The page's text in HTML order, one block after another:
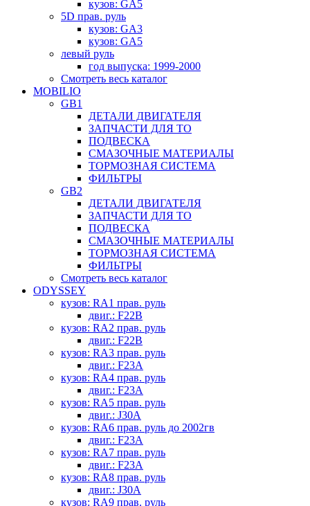
кузов: GA5
5D прав. руль
кузов: GA3
кузов: GA5
левый руль
год выпуска: 1999-2000
Смотреть весь каталог
MOBILIO
GB1
ДЕТАЛИ ДВИГАТЕЛЯ
ЗАПЧАСТИ ДЛЯ ТО
ПОДВЕСКА
СМАЗОЧНЫЕ МАТЕРИАЛЫ
ТОРМОЗНАЯ СИСТЕМА
ФИЛЬТРЫ
GB2
ДЕТАЛИ ДВИГАТЕЛЯ
ЗАПЧАСТИ ДЛЯ ТО
ПОДВЕСКА
СМАЗОЧНЫЕ МАТЕРИАЛЫ
ТОРМОЗНАЯ СИСТЕМА
ФИЛЬТРЫ
Смотреть весь каталог
ODYSSEY
кузов: RA1 прав. руль
двиг.: F22B
кузов: RA2 прав. руль
двиг.: F22B
кузов: RA3 прав. руль
двиг.: F23A
кузов: RA4 прав. руль
двиг.: F23A
кузов: RA5 прав. руль
двиг.: J30A
кузов: RA6 прав. руль до 2002гв
двиг.: F23A
кузов: RA7 прав. руль
двиг.: F23A
кузов: RA8 прав. руль
двиг.: J30A
кузов: RA9 прав. руль